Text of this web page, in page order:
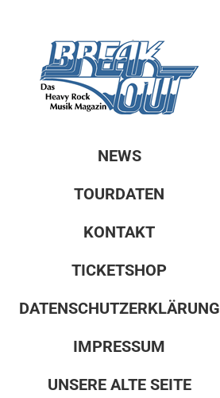
NEWS
TOURDATEN
KONTAKT
TICKETSHOP
DATENSCHUTZERKLÄRUNG
IMPRESSUM
UNSERE ALTE SEITE